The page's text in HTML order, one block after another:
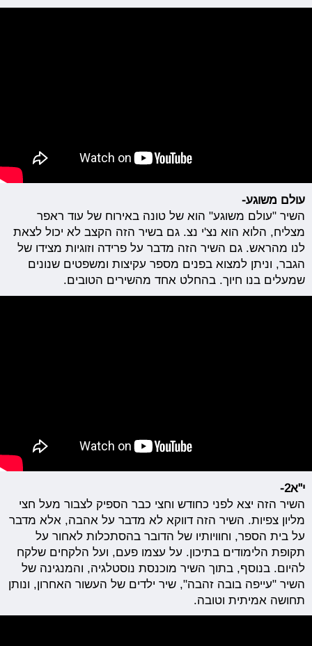
עולם משוגע-
השיר "עולם משוגע" הוא של טונה באירוח של עוד ראפר
מצליח, הלוא הוא נצ'י נצ. גם בשיר הזה הקצב לא יכול לצאת
לנו מהראש. גם השיר הזה מדבר על פרידה וזוגיות מצידו של
הגבר, וניתן למצוא בפנים מספר עקיצות ומשפטים שנונים
שמעלים בנו חיוך. בהחלט אחד מהשירים הטובים.
י"א2-
השיר הזה יצא לפני כחודש וחצי כבר הספיק לצבור מעל חצי
מליון צפיות. השיר הזה דווקא לא מדבר על אהבה, אלא מדבר
על בית הספר, וחוויותיו של הדובר בהסתכלות לאחור על
תקופת הלימודים בתיכון. על עצמו פעם, ועל הלקחים שלקח
להיום. בנוסף, בתוך השיר מוכנסת נוסטלגיה, והמנגינה של
השיר "עייפה בובה זהבה", שיר ילדים של העשור האחרון, ונותן
תחושה אמיתית וטובה.